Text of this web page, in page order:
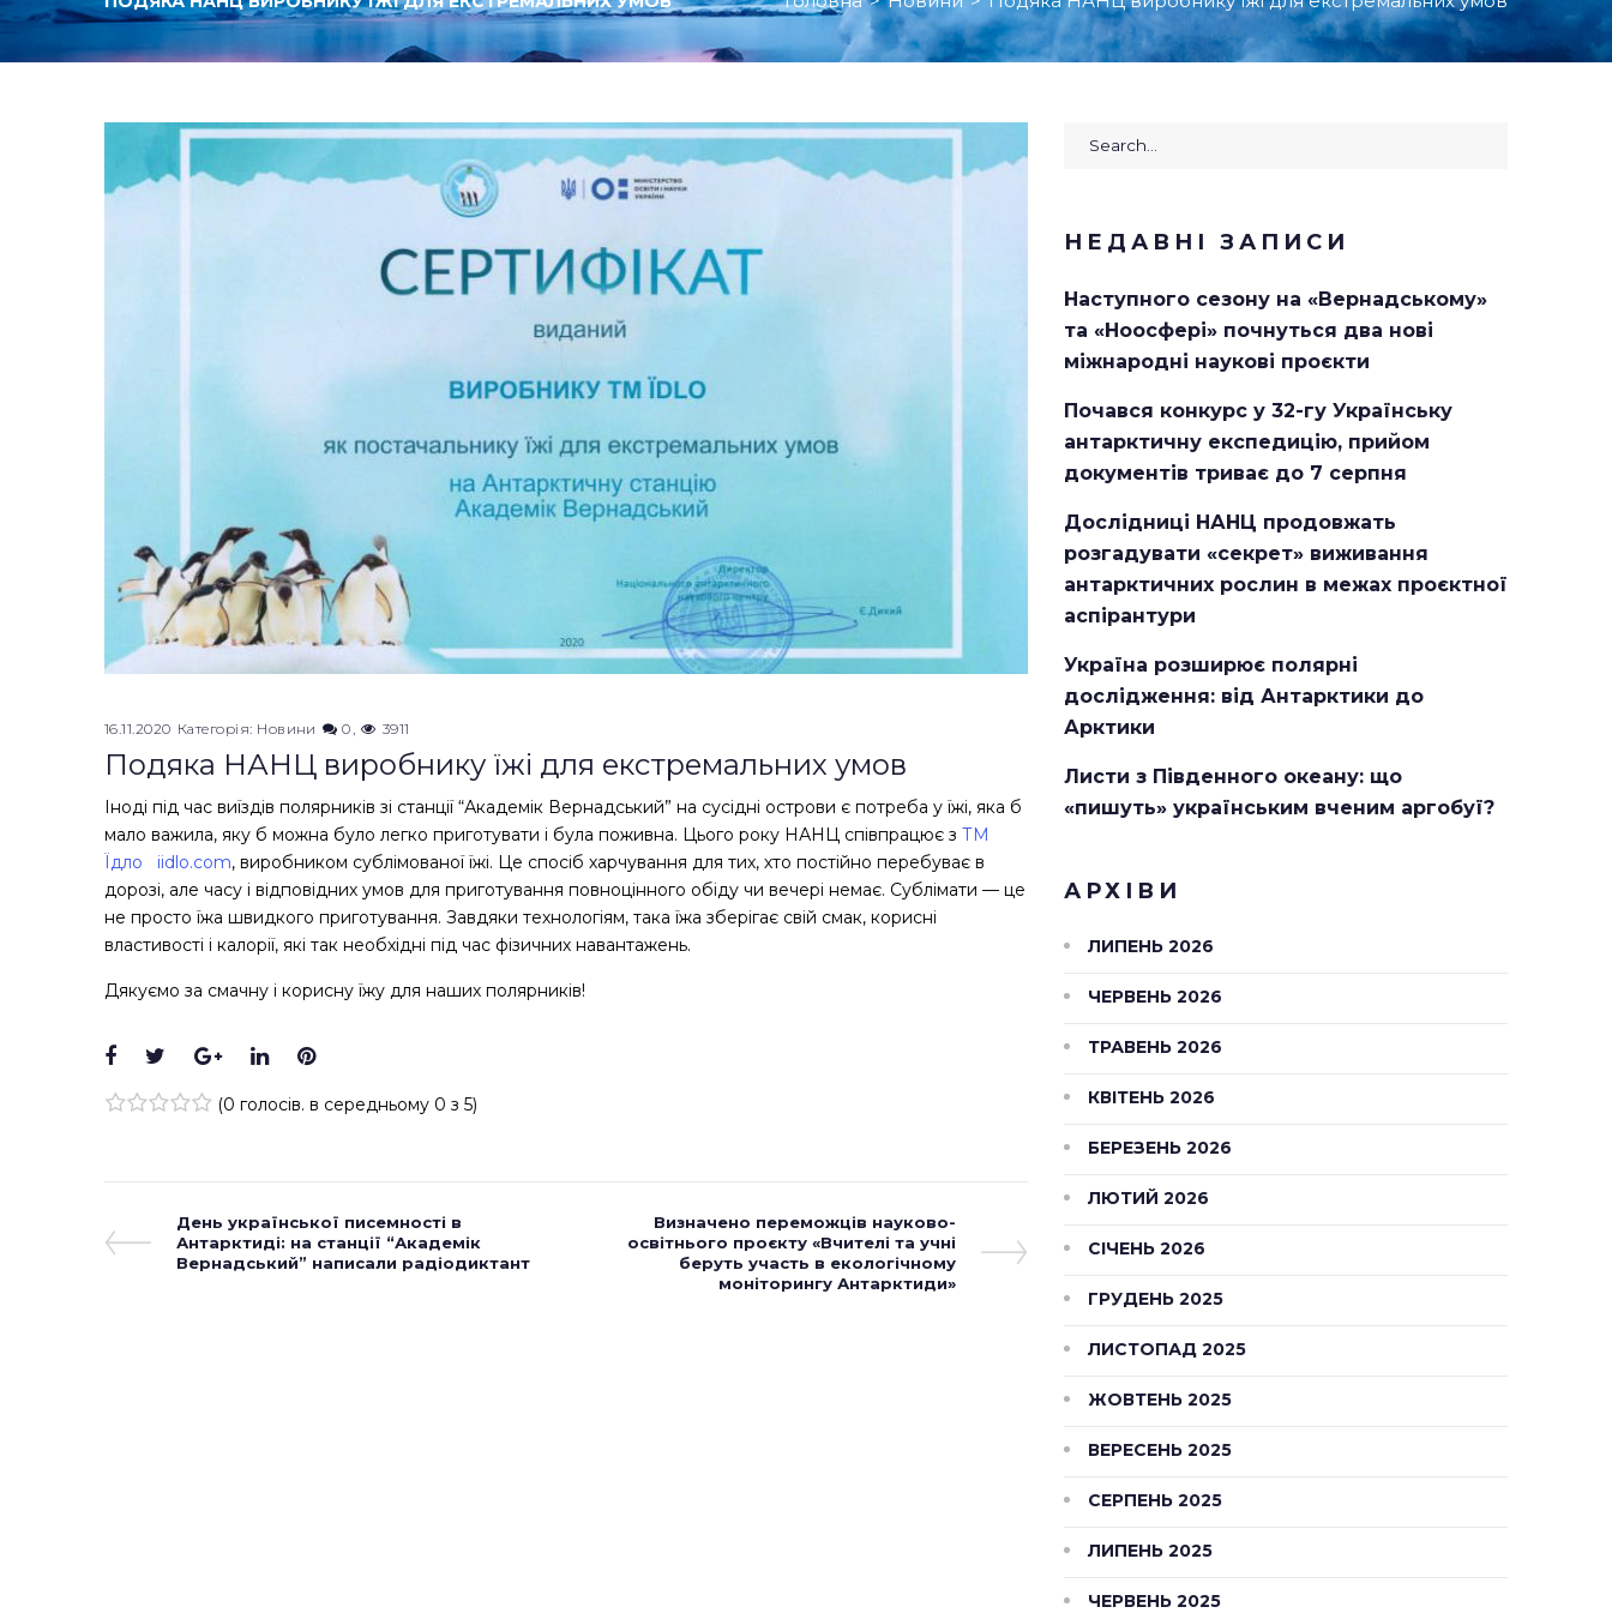
16.11.2020 Категорія: Новини 0 3911
Подяка НАНЦ виробнику їжі для екстремальних умов
Іноді під час виїздів полярників зі станції “Академік Вернадський” на сусідні острови є потреба у їжі, яка б
мало важила, яку б можна було легко приготувати і була поживна. Цього року НАНЦ співпрацює з ТМ
Їдло
iidlo.com, виробником сублімованої їжі. Це спосіб харчування для тих, хто постійно перебуває в
дорозі, але часу і відповідних умов для приготування повноцінного обіду чи вечері немає. Сублімати — це
не просто їжа швидкого приготування. Завдяки технологіям, така їжа зберігає свій смак, корисні
властивості і калорії, які так необхідні під час фізичних навантажень.
Дякуємо за смачну і корисну їжу для наших полярників!
Facebook
TwitterGoogle+
LinkedInPinterest
(0 голосів. в середньому 0 з 5)
Навігація
записів
Previous
Post
День української писемності в
Антарктиді: на станції “Академік
Вернадський” написали радіодиктант
Next
Post
Визначено переможців науково-
освітнього проєкту «Вчителі та учні
беруть участь в екологічному
моніторингу Антарктиди»
Search
НЕДАВНІ ЗАПИСИ
Наступного сезону на «Вернадському»
та «Ноосфері» почнуться два нові
міжнародні наукові проєкти
Почався конкурс у 32-гу Українську
антарктичну експедицію, прийом
документів триває до 7 серпня
Дослідниці НАНЦ продовжать
розгадувати «секрет» виживання
антарктичних рослин в межах проєктної
аспірантури
Україна розширює полярні
дослідження: від Антарктики до
Арктики
Листи з Південного океану: що
«пишуть» українським вченим аргобуї?
АРХІВИ
ЛИПЕНЬ 2026
ЧЕРВЕНЬ 2026
ТРАВЕНЬ 2026
КВІТЕНЬ 2026
БЕРЕЗЕНЬ 2026
ЛЮТИЙ 2026
СІЧЕНЬ 2026
ГРУДЕНЬ 2025
ЛИСТОПАД 2025
ЖОВТЕНЬ 2025
ВЕРЕСЕНЬ 2025
СЕРПЕНЬ 2025
ЛИПЕНЬ 2025
ЧЕРВЕНЬ 2025